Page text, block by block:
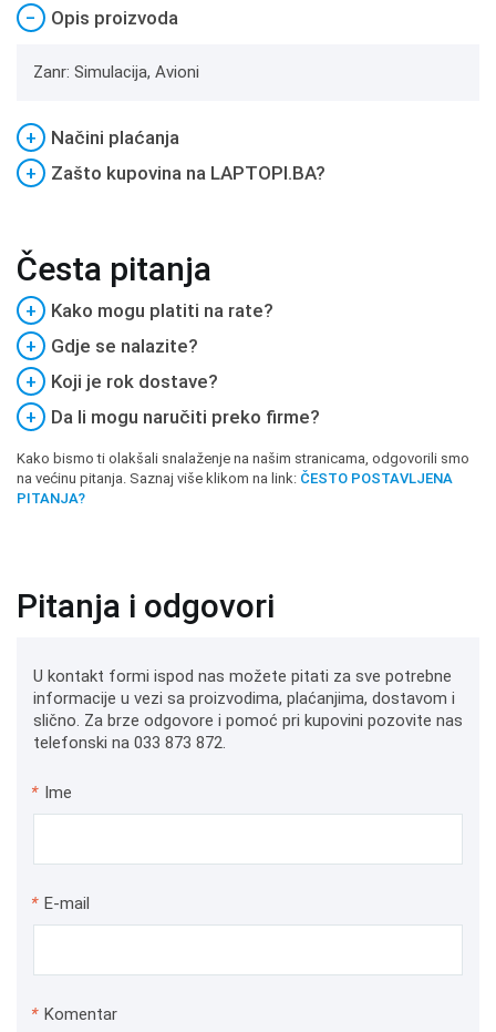
− Opis proizvoda
Zanr: Simulacija, Avioni
+
Načini plaćanja
+
Zašto kupovina na LAPTOPI.BA?
Česta pitanja
+
Kako mogu platiti na rate?
+
Gdje se nalazite?
+
Koji je rok dostave?
+
Da li mogu naručiti preko firme?
Kako bismo ti olakšali snalaženje na našim stranicama, odgovorili smo
na većinu pitanja. Saznaj više klikom na link: ČESTO POSTAVLJENA
PITANJA?
Pitanja i odgovori
U kontakt formi ispod nas možete pitati za sve potrebne
informacije u vezi sa proizvodima, plaćanjima, dostavom i
slično. Za brze odgovore i pomoć pri kupovini pozovite nas
telefonski na 033 873 872.
* Ime
* E-mail
* Komentar